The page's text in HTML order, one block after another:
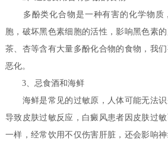
多酚类化合物是一种有害的化学物质
胞，破坏黑色素细胞的活性，影响黑色素的
茶、杏等含有大量多酚化合物的食物，我
恶化。
3、忌食酒和海鲜
海鲜是常见的过敏原，人体可能无法识
导致皮肤过敏反应，白癜风患者因皮肤过
一样，经常饮用不仅伤害肝脏，还会影响